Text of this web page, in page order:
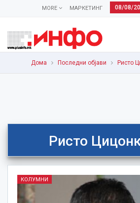
08/08/
МАРКЕТИНГ
MORE
Дома Последни објави Ристо
Ристо
КОЛУМНИ